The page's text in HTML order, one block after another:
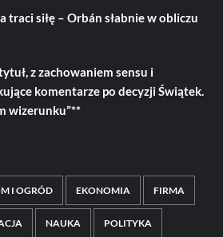
traci siłę – Orbán słabnie w obliczu
z zachowaniem sensu i
komentarze po decyzji Świątek.
wizerunku”**
I OGRÓD EKONOMIA FIRMA
NAUKA POLITYKA